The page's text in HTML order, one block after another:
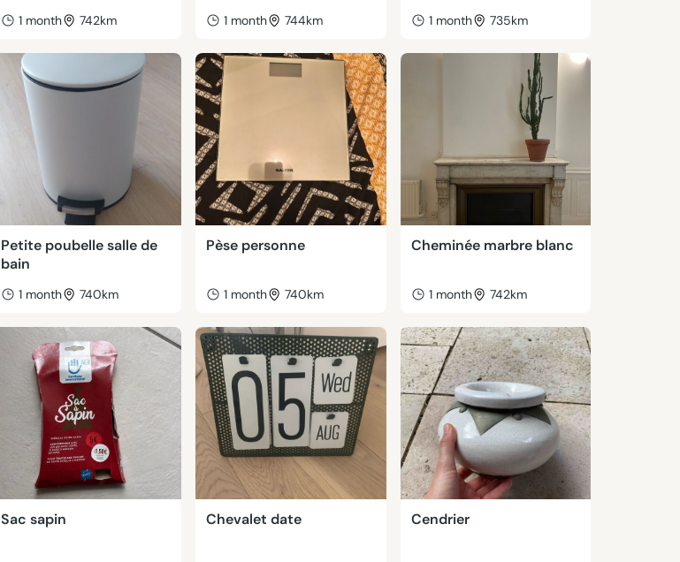
1 month 742km 1 month 744km 1 month 735km
Petite poubelle salle de
bain
1 month 740km
Pèse personne
1 month 740km
Cheminée marbre blanc
1 month 742km
Sac sapin Chevalet date Cendrier